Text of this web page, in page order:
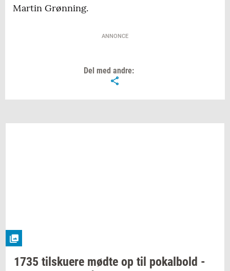
Martin Grønning.
ANNONCE
Del med andre:
1735 til­sku­e­re mødte op til po­kal­bold -